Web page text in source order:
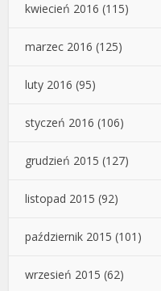
kwiecień 2016 (115)
marzec 2016 (125)
luty 2016 (95)
styczeń 2016 (106)
grudzień 2015 (127)
listopad 2015 (92)
październik 2015 (101)
wrzesień 2015 (62)